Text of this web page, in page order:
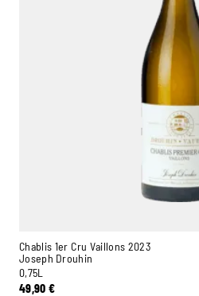
Chablis 1er Cru Vaillons 2023
Joseph Drouhin
0,75L
49,90€